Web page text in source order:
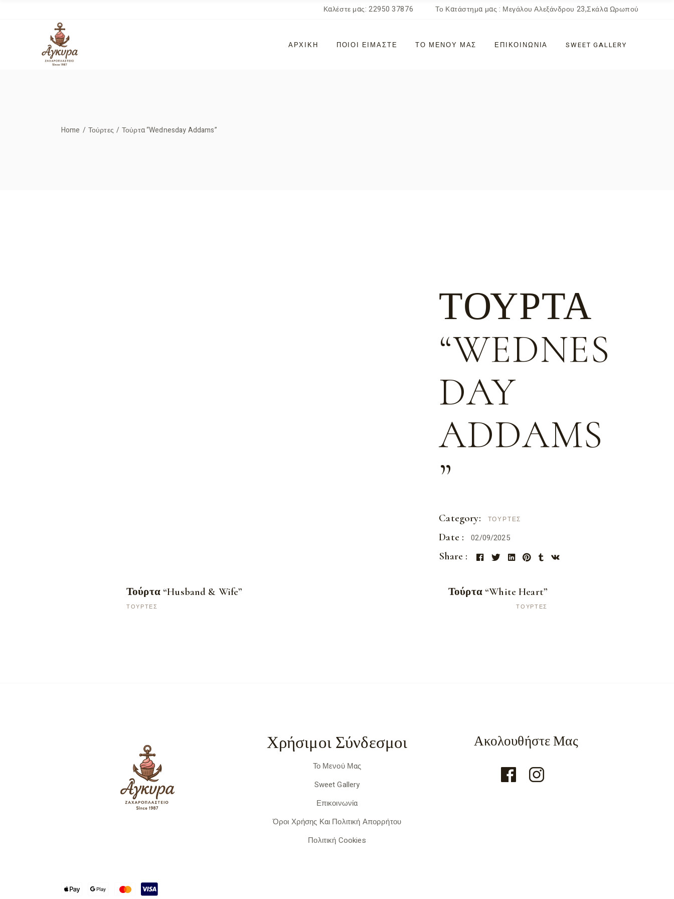
Καλέστε μας: 22950 37876 Το Κατάστημα μας : Μεγάλου Αλεξάνδρου 23,Σκάλα Ωρωπού
ΑΡΧΙΚΉ ΠΟΙΟΙ ΕΊΜΑΣΤΕ ΤΟ ΜΕΝΟΎ ΜΑΣ ΕΠΙΚΟΙΝΩΝΊΑ SWEET GALLERY
Home Τούρτες Τούρτα “Wednesday Addams”
ΤΟΎΡΤΑ
“WEDNES
DAY
ADDAMS
”
Category: ΤΟΎΡΤΕΣ
Date : 02/09/2025
Share :
Τούρτα “Husband & Wife”
ΤΟΎΡΤΕΣ
Τούρτα “White Heart”
ΤΟΎΡΤΕΣ
Χρήσιμοι Σύνδεσμοι
Το Μενού Μας
Sweet Gallery
Επικοινωνία
Όροι Χρήσης Και Πολιτική Απορρήτου
Πολιτική Cookies
Ακολουθήστε Μας